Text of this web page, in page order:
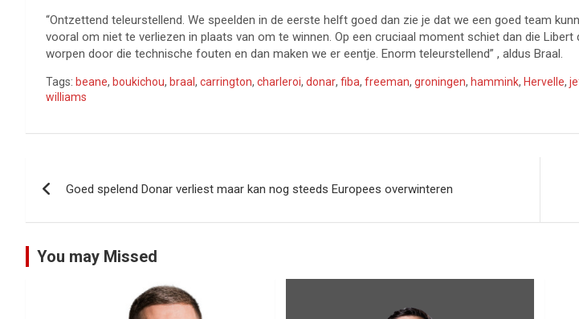
“Ontzettend teleurstellend. We speelden in de eerste helft goed dan zie je dat we een goed team
vooral om niet te verliezen in plaats van om te winnen. Op een cruciaal moment schiet dan die
worpen door die technische fouten en dan maken we er eentje. Enorm teleurstellend” , aldus Braal.
Tags: beane, boukichou, braal , carrington, charleroi, donar, fiba, freeman, groningen, hammink, Hervelle,
williams
navigatie
Goed spelend Donar verliest maar kan nog steeds Europees overwinteren
You may Missed